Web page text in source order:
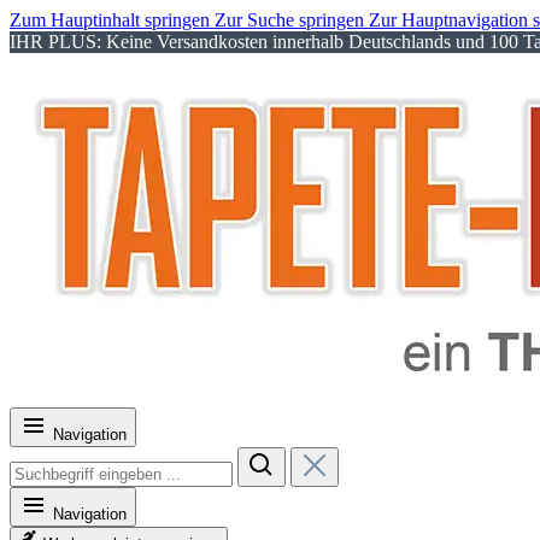
Zum Hauptinhalt springen Zur Suche springen Zur Hauptnavigation
IHR PLUS: Keine Versandkosten innerhalb Deutschlands und 100
Navigation
Navigation